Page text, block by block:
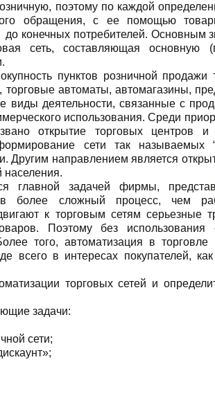
поэтому по каждой
обращения, с ее помощью
до конечных потребителей.
сеть, составляющая основную
пунктов розничной
автоматы, автомагазины,
виды деятельности, связанные с
использования. Среди
открытие торговых центров и
сети так называемых
Другим направлением является
населения.
главной задачей фирмы,
более сложный процесс, чем
к торговым сетям серьезные
Поэтому без использования
того, автоматизация в
всего в интересах покупателей,
торговых сетей и
задачи:
сети;